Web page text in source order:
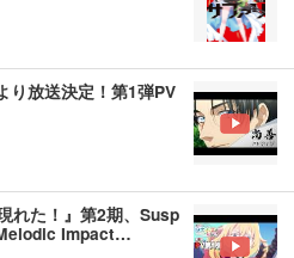
り放送決定！第1弾PV
れた！』第2期、Susp
Impact…